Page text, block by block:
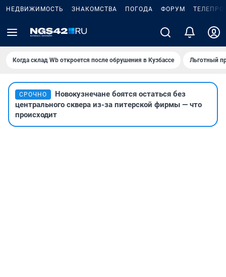
НЕДВИЖИМОСТЬ ЗНАКОМСТВА ПОГОДА ФОРУМ
Когда склад Wb откроется после обрушения в Кузбассе Льготный
СРОЧНО
Новокузнечане боятся остаться без
центрального сквера из-за питерской фирмы — что
происходит